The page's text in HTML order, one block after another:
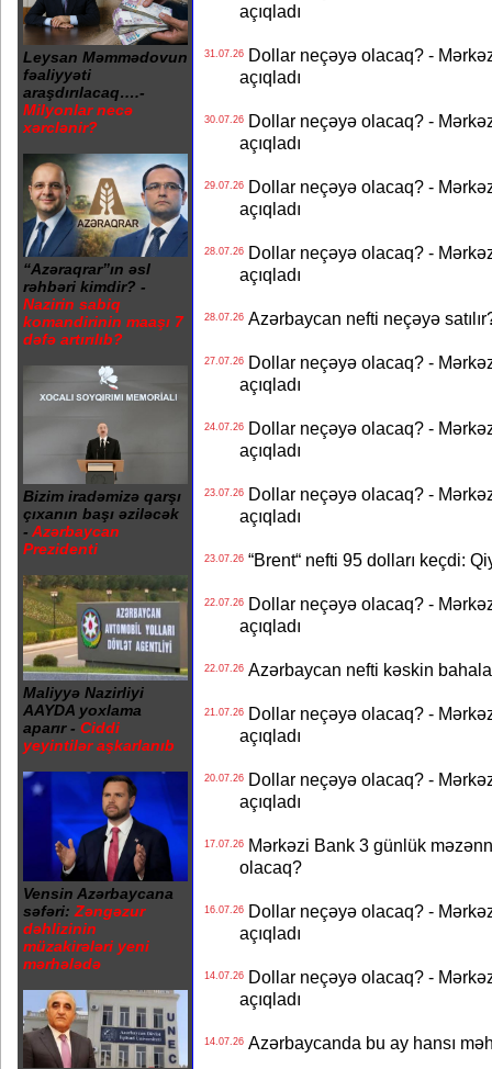
Leysan Məmmədovun
fəaliyyəti
araşdırılacaq….-
Milyonlar necə
xərclənir?
“Azəraqrar”ın əsl
rəhbəri kimdir? -
Nazirin sabiq
komandirinin maaşı 7
dəfə artırılıb?
Bizim iradəmizə qarşı
çıxanın başı əziləcək
- Azərbaycan
Prezidenti
Maliyyə Nazirliyi
AAYDA yoxlama
aparır - Ciddi
yeyintilər aşkarlanıb
Vensin Azərbaycana
səfəri: Zəngəzur
dəhlizinin
müzakirələri yeni
mərhələdə
açıqladı
31.07.26Dollar neçəyə olacaq? -
açıqladı
30.07.26Dollar neçəyə olacaq? -
açıqladı
29.07.26Dollar neçəyə olacaq? -
açıqladı
28.07.26Dollar neçəyə olacaq? -
açıqladı
28.07.26Azərbaycan nefti neçəyə
27.07.26Dollar neçəyə olacaq? -
açıqladı
24.07.26Dollar neçəyə olacaq? -
açıqladı
23.07.26Dollar neçəyə olacaq? -
açıqladı
23.07.26“Brent“ nefti 95 dolları keçdi:
22.07.26Dollar neçəyə olacaq? -
açıqladı
22.07.26Azərbaycan nefti kəskin
21.07.26Dollar neçəyə olacaq? -
açıqladı
20.07.26Dollar neçəyə olacaq? -
açıqladı
17.07.26Mərkəzi Bank 3 günlük
olacaq?
16.07.26Dollar neçəyə olacaq? -
açıqladı
14.07.26Dollar neçəyə olacaq? -
açıqladı
14.07.26Azərbaycanda bu ay hansı